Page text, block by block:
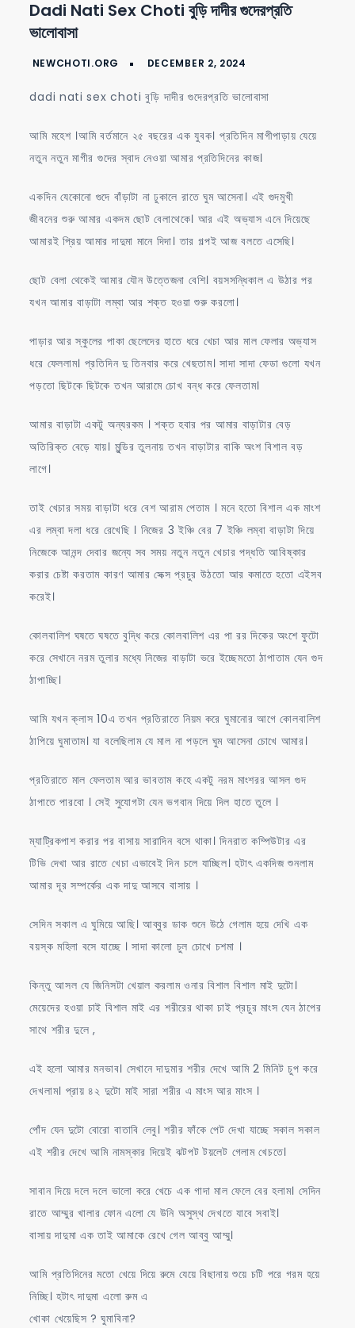
nati
choti
গুদেরপ্রতি
ভালোবাসা
Dadi Nati Sex Choti বুড়ি দাদীর গুদেরপ্রতি
ভালোবাসা
dadi nati sex choti বুড়ি দাদীর গুদেরপ্রতি ভালোবাসা
আমি মহেশ ।আমি বর্তমানে ২৫ বছরের এক যুবক। প্রতিদিন মাগীপাড়ায় যেয়ে
নতুন নতুন মাগীর গুদের স্বাদ নেওয়া আমার প্রতিদিনের কাজ।
একদিন যেকোনো গুদে বাঁড়াটা না ঢুকালে রাতে ঘুম আসেনা। এই গুদমুখী
জীবনের শুরু আমার একদম ছোট বেলাথেকে। আর এই অভ্যাস এনে দিয়েছে
আমারই প্রিয় আমার দাদুমা মানে দিদা। তার গল্পই আজ বলতে এসেছি।
ছোট বেলা থেকেই আমার যৌন উত্তেজনা বেশি। বয়সসন্ধিকাল এ উঠার পর
যখন আমার বাড়াটা লম্বা আর শক্ত হওয়া শুরু করলো।
পাড়ার আর স্কুলের পাকা ছেলেদের হাতে ধরে খেচা আর মাল ফেলার অভ্যাস
ধরে ফেললাম। প্রতিদিন দু তিনবার করে খেছতাম। সাদা সাদা ফেডা গুলো যখন
পড়তো ছিটকে ছিটকে তখন আরামে চোখ বন্ধ করে ফেলতাম।
আমার বাড়াটা একটু অন্যরকম । শক্ত হবার পর আমার বাড়াটার বেড়
অতিরিক্ত বেড়ে যায়। মুন্ডির তুলনায় তখন বাড়াটার বাকি অংশ বিশাল বড়
লাগে।
তাই খেচার সময় বাড়াটা ধরে বেশ আরাম পেতাম । মনে হতো বিশাল এক মাংশ
এর লম্বা দলা ধরে রেখেছি । নিজের 3 ইঞ্চি বের 7 ইঞ্চি লম্বা বাড়াটা দিয়ে
নিজেকে আনন্দ দেবার জন্যে সব সময় নতুন নতুন খেচার পদ্ধতি আবিষ্কার
করার চেষ্টা করতাম কারণ আমার সেক্স প্রচুর উঠতো আর কমাতে হতো এইসব
করেই।
কোলবালিশ ঘষতে ঘষতে বুদ্ধি করে কোলবালিশ এর পা রর দিকের অংশে ফুটো
করে সেখানে নরম তুলার মধ্যে নিজের বাড়াটা ভরে ইচ্ছেমতো ঠাপাতাম যেন গুদ
ঠাপাচ্ছি।
আমি যখন ক্লাস 10এ তখন প্রতিরাতে নিয়ম করে ঘুমানোর আগে কোলবালিশ
ঠাপিয়ে ঘুমাতাম। যা বলেছিলাম যে মাল না পড়লে ঘুম আসেনা চোখে আমার।
প্রতিরাতে মাল ফেলতাম আর ভাবতাম কহে একটু নরম মাংশরর আসল গুদ
ঠাপাতে পারবো । সেই সুযোগটা যেন ভগবান দিয়ে দিল হাতে তুলে ।
ম্যাট্রিকপাশ করার পর বাসায় সারাদিন বসে থাকা। দিনরাত কম্পিউটার এর
টিভি দেখা আর রাতে খেচা এভাবেই দিন চলে যাচ্ছিল। হটাৎ একদিজ শুনলাম
আমার দূর সম্পর্কের এক দাদু আসবে বাসায় ।
সেদিন সকাল এ ঘুমিয়ে আছি। আব্বুর ডাক শুনে উঠে গেলাম হয়ে দেখি এক
বয়স্ক মহিলা বসে যাচ্ছে । সাদা কালো চুল চোখে চশমা ।
কিন্তু আসল যে জিনিসটা খেয়াল করলাম ওনার বিশাল বিশাল মাই দুটো।
মেয়েদের হওয়া চাই বিশাল মাই এর শরীরের থাকা চাই প্রচুর মাংস যেন ঠাপের
সাথে শরীর দুলে ,
এই হলো আমার মনভাব। সেখানে দাদুমার শরীর দেখে আমি 2 মিনিট চুপ করে
দেখলাম। প্রায় ৪২ দুটো মাই সারা শরীর এ মাংস আর মাংস ।
পোঁদ যেন দুটো বোরো বাতাবি লেবু। শরীর ফাঁকে পেট দেখা যাচ্ছে সকাল সকাল
এই শরীর দেখে আমি নামস্কার দিয়েই ঝটপট টয়লেট গেলাম খেচতে।
সাবান দিয়ে দলে দলে ভালো করে খেচে এক গাদা মাল ফেলে বের হলাম। সেদিন
রাতে আম্মুর খালার ফোন এলো যে উনি অসুস্থ দেখতে যাবে সবাই।
বাসায় দাদুমা এক তাই আমাকে রেখে গেল আব্বু আম্মু।
আমি প্রতিদিনের মতো খেয়ে দিয়ে রুমে যেয়ে বিছানায় শুয়ে চটি পরে গরম হয়ে
নিচ্ছি। হটাৎ দাদুমা এলো রুম এ
খোকা খেয়েছিস ? ঘুমাবিনা?